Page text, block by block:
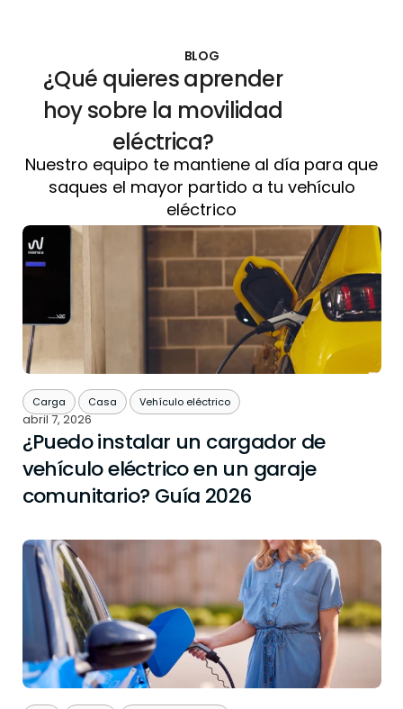
BLOG
¿Qué quieres aprender
hoy sobre la movilidad
eléctrica?
Nuestro equipo te mantiene al día para que
saques el mayor partido a tu vehículo
eléctrico
Carga Casa Vehículo eléctrico
abril 7, 2026
¿Puedo instalar un cargador de
vehículo eléctrico en un garaje
comunitario? Guía 2026